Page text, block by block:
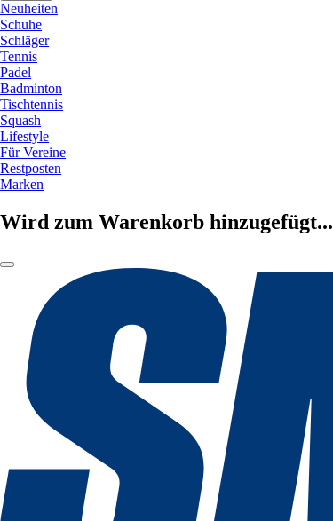
Neuheiten
Schuhe
Schläger
Tennis
Padel
Badminton
Tischtennis
Squash
Lifestyle
Für Vereine
Restposten
Marken
Wird zum Warenkorb hinzugefügt...